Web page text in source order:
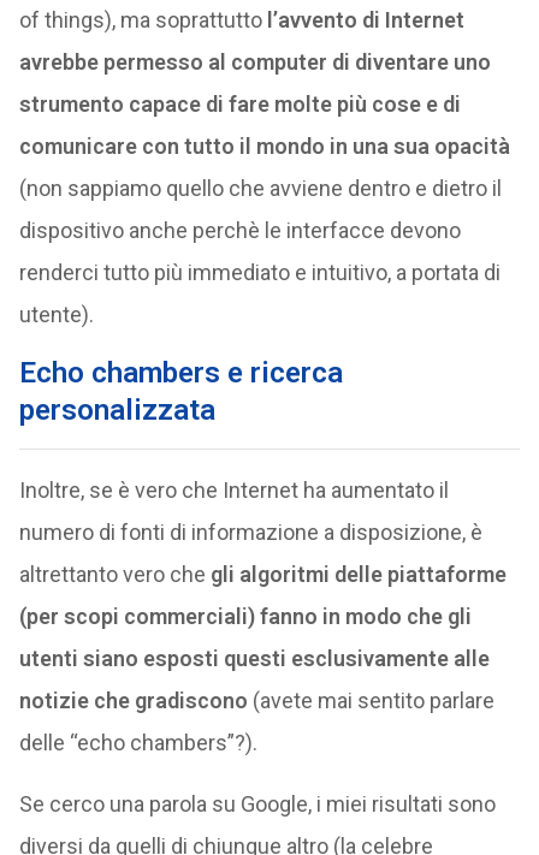
of things), ma soprattutto l’avvento di Internet
avrebbe permesso al computer di diventare uno
strumento capace di fare molte più cose e di
comunicare con tutto il mondo in una sua opacità
(non sappiamo quello che avviene dentro e dietro il
dispositivo anche perchè le interfacce devono
renderci tutto più immediato e intuitivo, a portata di
utente).
Echo chambers e ricerca
personalizzata
Inoltre, se è vero che Internet ha aumentato il
numero di fonti di informazione a disposizione, è
altrettanto vero che gli algoritmi delle piattaforme
(per scopi commerciali) fanno in modo che gli
utenti siano esposti questi esclusivamente alle
notizie che gradiscono (avete mai sentito parlare
delle “echo chambers”?).
Se cerco una parola su Google, i miei risultati sono
diversi da quelli di chiunque altro (la celebre